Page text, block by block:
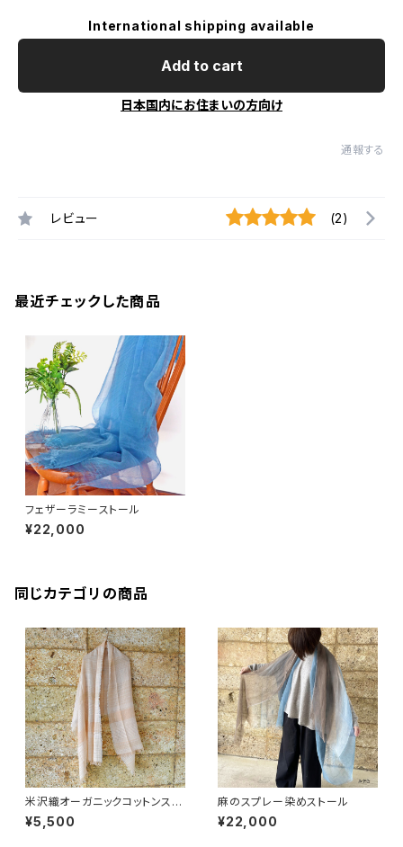
International shipping available
Add to cart
日本国内にお住まいの方向け
通報する
レビュー (2)
最近チェックした商品
フェザーラミーストール
¥22,000
同じカテゴリの商品
米沢織オーガニックコットンスト
ール
¥5,500
麻のスプレー染めストール
¥22,000